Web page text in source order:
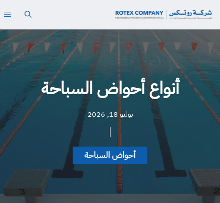
أنواع أحواض السباحة
يوليو 18, 2026
أحواض السباحة